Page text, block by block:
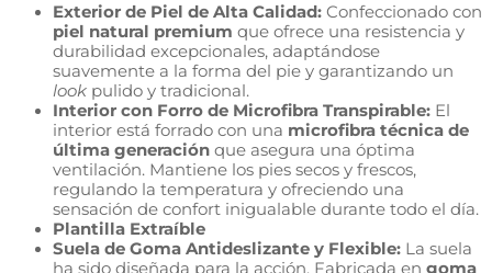
Exterior de Piel de Alta Calidad: Confeccionado con
piel natural premium que ofrece una resistencia y
durabilidad excepcionales, adaptándose
suavemente a la forma del pie y garantizando un
look pulido y tradicional.
Interior con Forro de Microfibra Transpirable: El
interior está forrado con una microfibra técnica de
última generación que asegura una óptima
ventilación. Mantiene los pies secos y frescos,
regulando la temperatura y ofreciendo una
sensación de confort inigualable durante todo el día.
Plantilla Extraíble
Suela de Goma Antideslizante y Flexible: La suela
ha sido diseñada para la acción. Fabricada en goma